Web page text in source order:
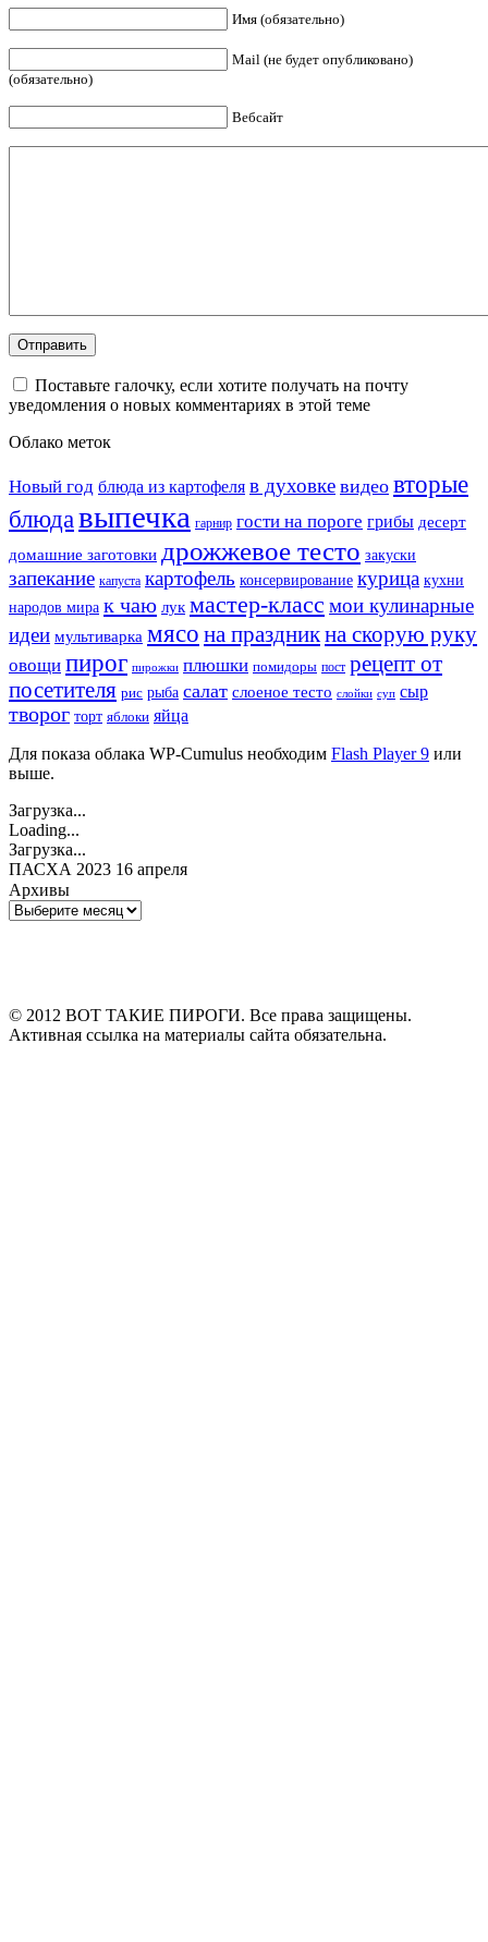
Имя (обязательно)
Mail (не будет опубликовано)
(обязательно)
Вебсайт
Поставьте галочку, если хотите получать на почту
уведомления о новых комментариях в этой теме
Облако меток
Новый год блюда из картофеля в духовке видео вторые
блюдавыпечка гарнир гости на пороге грибы десерт
домашние заготовки дрожжевое тесто закуски
запекание капуста картофель консервирование курица кухни
народов мира к чаю лук мастер-класс мои кулинарные
идеи мультиварка мясо на праздникна скорую руку
овощи пирог пирожки плюшки помидоры пост рецепт от
посетителя рис рыба салат слоеное тесто слойки суп сыр
творог торт яблоки яйца
Для показа облака WP-Cumulus необходим Flash Player 9 или
выше.
Загрузка...
Loading...
Загрузка...
ПАСХА 2023 16 апреля
Архивы
Архивы
© 2012 ВОТ ТАКИЕ ПИРОГИ. Все права защищены.
Активная ссылка на материалы сайта обязательна.